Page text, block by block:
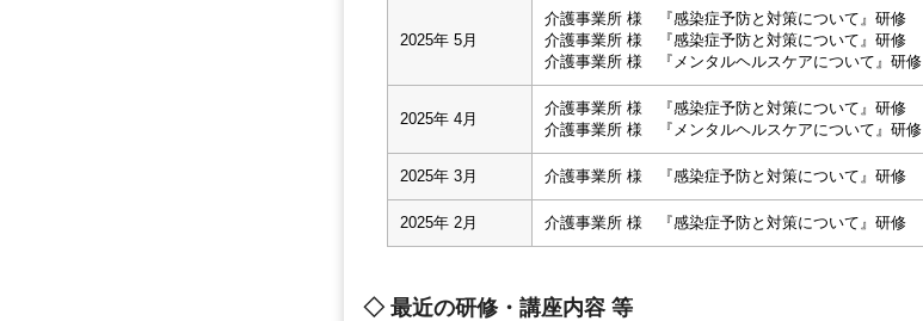
2025年 5月
介護事業所 様 『感染症予防と対策について』研修
介護事業所 様 『感染症予防と対策について』研修
介護事業所 様 『メンタルヘルスケアについて』研修
2025年 4月
介護事業所 様 『感染症予防と対策について』研修
介護事業所 様 『メンタルヘルスケアについて』研修
2025年 3月 介護事業所 様 『感染症予防と対策について』研修
2025年 2月 介護事業所 様 『感染症予防と対策について』研修
◇ 最近の研修・講座内容 等